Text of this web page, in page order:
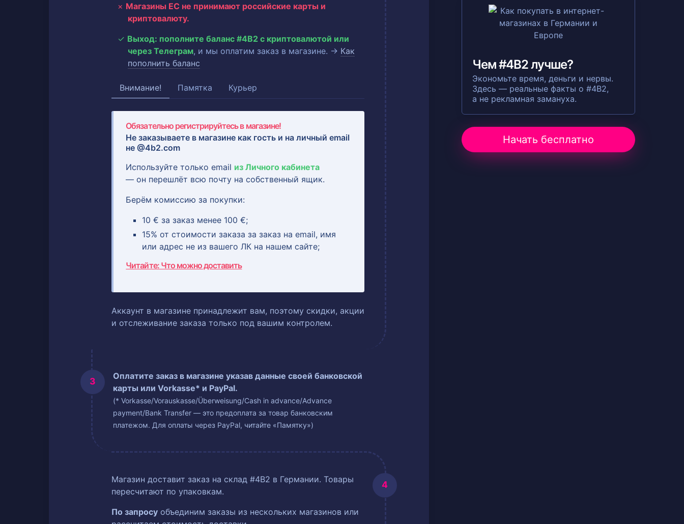
Магазины ЕС не принимают российские карты и
криптовалюту.
Выход: пополните баланс #4B2 с криптовалютой или
через Телеграм, и мы оплатим заказ в магазине. → Как
пополнить баланс
Внимание! Памятка Курьер
Обязательно регистрируйтесь в магазине!
Не заказываете в магазине как гость и наличный email
не @4b2.com
Используйте только email из Личного кабинета
— он перешлёт всю почту на собственный ящик.
Берём комиссию за покупки:
10 € за заказ менее 100 €;
15% от стоимости заказа за заказ на email, имя
или адрес не из вашего ЛК на нашем сайте;
Читайте: Что можно доставить
Аккаунт в магазине принадлежит вам, поэтому скидки, акции
и отслеживание заказа только под вашим контролем.
Оплатите заказ в магазине указав данные своей банковской
карты или Vorkasse* и PayPal.
(* Vorkasse/Vorauskasse/Überweisung/Cash in advance/Advance
payment/Bank Transfer — это предоплата за товар банковским
платежом. Для оплаты через PayPal, читайте «Памятку»)
Магазин доставит заказ на склад #4B2 в Германии. Товары
пересчитают по упаковкам.
По запросу объединим заказы из нескольких магазинов или
Чем #4B2 лучше?
Экономьте время, деньги и нервы.
Здесь — реальные факты о #4B2,
а не рекламная замануха.
Начать бесплатно